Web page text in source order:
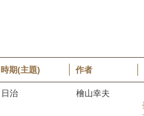
時期(主題) 作者
日治 檜山幸夫